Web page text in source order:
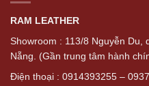
RAM LEATHER
Showroom : 113/8 Nguyễn Du,
Nẵng. (Gần trung tâm hành
Điện thoại : 0914393255 –